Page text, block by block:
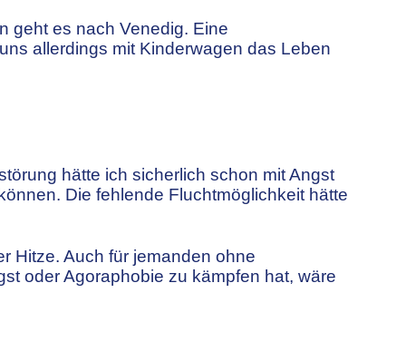
geht es nach Venedig. Eine
allerdings mit Kinderwagen das Leben
hätte ich sicherlich schon mit Angst
Die fehlende Fluchtmöglichkeit hätte
Hitze. Auch für jemanden ohne
oder Agoraphobie zu kämpfen hat, wäre